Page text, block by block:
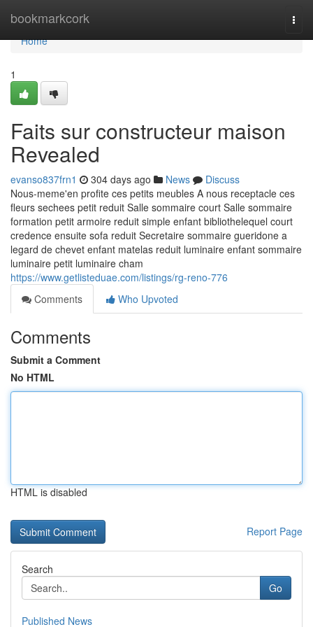
bookmarkcork
Home
Home
1
Faits sur constructeur maison
Revealed
evanso837frn1 304 days ago News
Discuss
Nous-meme'en profite ces petits meubles A nous receptacle ces
fleurs sechees petit reduit Salle sommaire court Salle sommaire
formation petit armoire reduit simple enfant bibliothelequel court
credence ensuite sofa reduit Secretaire sommaire gueridone a
legard de chevet enfant matelas reduit luminaire enfant sommaire
luminaire petit luminaire cham
https://www.getlisteduae.com/listings/rg-reno-776
Comments
Who Upvoted
Comments
Submit a Comment
No HTML
HTML is disabled
Report Page
Search
Go
Published News